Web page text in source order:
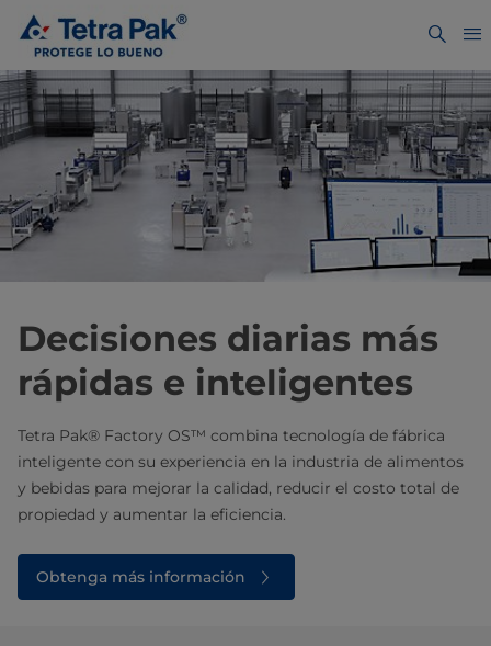
Decisiones diarias más
rápidas e inteligentes
Tetra Pak® Factory OS™ combina tecnología de fábrica
inteligente con su experiencia en la industria de alimentos
y bebidas para mejorar la calidad, reducir el costo total de
propiedad y aumentar la eficiencia.
Obtenga más información